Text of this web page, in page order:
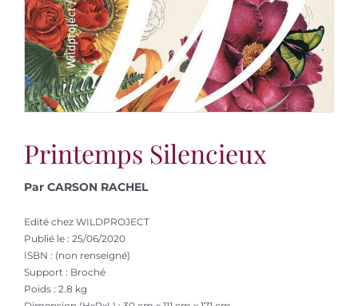
Printemps Silencieux
Par CARSON RACHEL
Edité chez WILDPROJECT
Publié le : 25/06/2020
ISBN : (non renseigné)
Support : Broché
Poids : 2.8 kg